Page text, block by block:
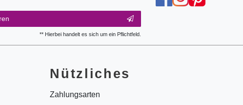
** Hierbei handelt es sich um ein Pflichtfeld.
Nützliches
Zahlungsarten